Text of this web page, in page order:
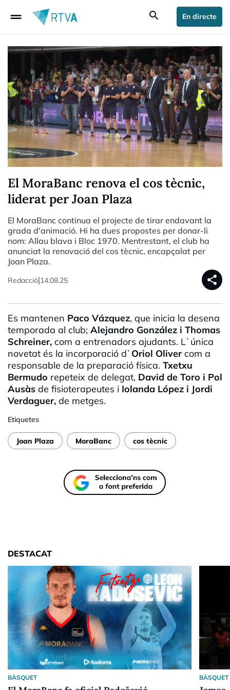
drag_handle search En directe
El MoraBanc renova el cos tècnic,
liderat per Joan Plaza
El MoraBanc continua el projecte de tirar endavant la
grada d'animació. Hi ha dues propostes per donar-li
nom: Allau blava i Bloc 1970. Mentrestant, el club ha
anunciat la renovació del cos tècnic, encapçalat per
Joan Plaza.
Redacció|14.08.25 share
Es mantenen Paco Vázquez, que inicia la desena
temporada al club; Alejandro González i Thomas
Schreiner, com a entrenadors ajudants. L`única
novetat és la incorporació d` Oriol Oliver com a
responsable de la preparació física. Txetxu
Bermudo repeteix de delegat, David de Toro i Pol
Ausàs de fisioterapeutes i Iolanda López i Jordi
Verdaguer, de metges.
Etiquetes
Joan Plaza MoraBanc cos tècnic
DESTACAT
BÀSQUET BÀSQUET